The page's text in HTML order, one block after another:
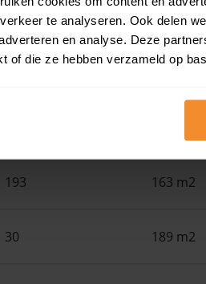
te analyseren. Ook delen
en analyse. Deze
of die ze hebben verzameld op
56 131 m2
193 163 m2
30 189 m2